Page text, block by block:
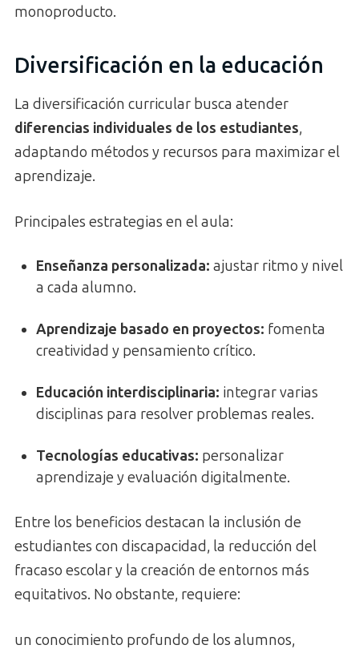
monoproducto.
Diversificación en la educación
La diversificación curricular busca atender
diferencias individuales de los estudiantes,
adaptando métodos y recursos para maximizar el
aprendizaje.
Principales estrategias en el aula:
Enseñanza personalizada: ajustar ritmo y nivel
a cada alumno.
Aprendizaje basado en proyectos: fomenta
creatividad y pensamiento crítico.
Educación interdisciplinaria: integrar varias
disciplinas para resolver problemas reales.
Tecnologías educativas: personalizar
aprendizaje y evaluación digitalmente.
Entre los beneficios destacan la inclusión de
estudiantes con discapacidad, la reducción del
fracaso escolar y la creación de entornos más
equitativos. No obstante, requiere:
un conocimiento profundo de los alumnos,